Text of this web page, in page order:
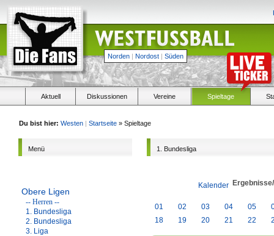
Norden | Nordost | Süden
Aktuell Diskussionen Vereine Spieltage
Du bist hier: Westen | Startseite » Spieltage
Menü
Obere Ligen
-- Herren --
1. Bundesliga
2. Bundesliga
3. Liga
1. Bundesliga
Kalender
01 02 03 04 05
18
19 20 21 22